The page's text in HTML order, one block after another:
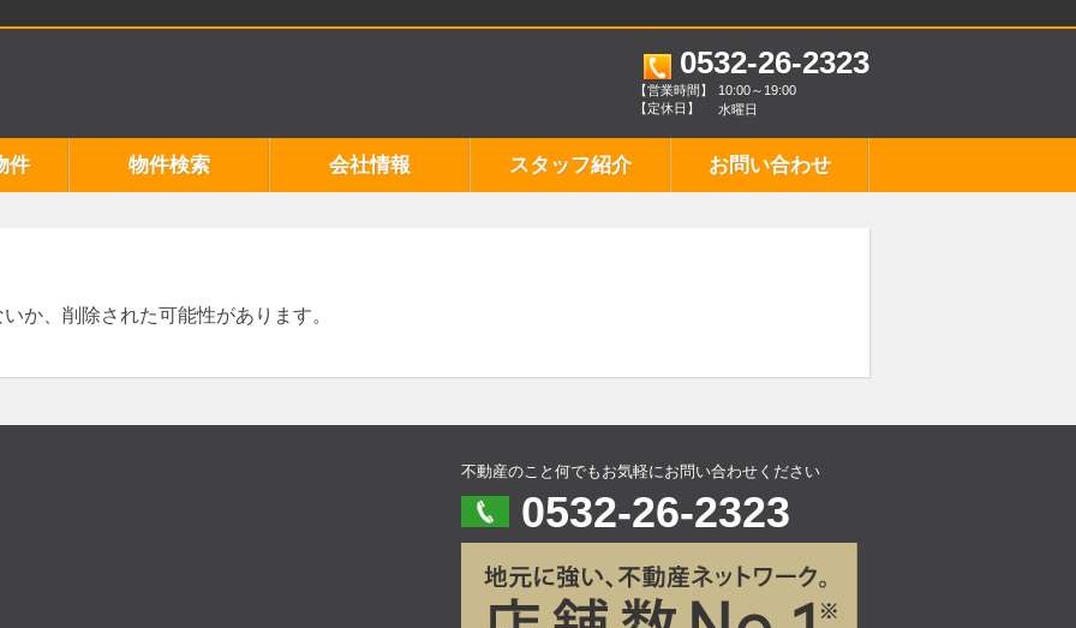
0532-26-2323
【営業時間】
10:00～19:00
【定休日】
水曜日
件 物件検索 会社情報 スタッフ紹介 お問い合わせ
か、削除された可能性があります。
不動産のこと何でもお気軽にお問い合わせください
0532-26-2323